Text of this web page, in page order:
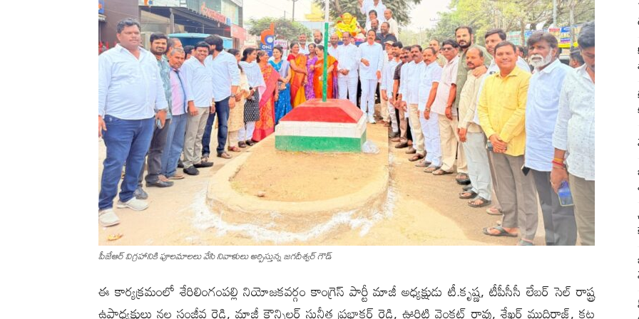
పీజేఆర్ విగ్ర‌హానికి పూల‌మాల‌లు వేసి నివాళులు అర్పిస్తున్న జగదీశ్వర్ గౌడ్
ఈ కార్యక్రమంలో శేరిలింగంపల్లి నియోజకవర్గం కాంగ్రెస్ పార్టీ మాజీ అధ్యక్షుడు టీ.కృష్ణ, టీపీసీసీ లేబర్ సెల్ రాష్ట్ర
ఉపాధ్యక్షులు నల్ల సంజీవ రెడ్డి, మాజీ కౌన్సిలర్ సునీత ప్రభాకర్ రెడ్డి, ఊరిటి వెంకట్ రావు, శేఖర్ ముదిరాజ్, కట్ల